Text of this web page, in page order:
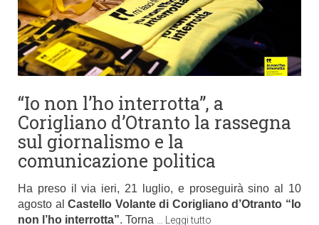
“Io non l’ho interrotta”, a
Corigliano d’Otranto la rassegna
sul giornalismo e la
comunicazione politica
Ha preso il via ieri, 21 luglio, e proseguirà sino al 10
agosto alCastello Volante di Corigliano d’Otranto “Io
non l’ho interrotta”. Torna Leggi tutto